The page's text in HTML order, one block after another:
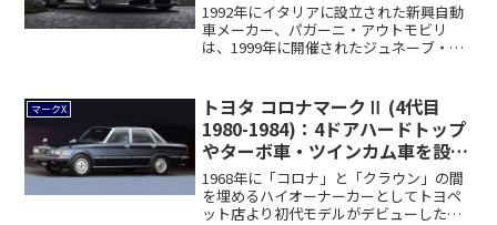
1992年にイタリアに設立された新興自動
車メーカー、パガーニ・アウトモビリ
は、1999年に開催されたジュネーブ・シ
マークX
トヨタ コロナマークⅡ (4代目
1980-1984)：4ドアハードトップ
やターボ車・ツインカム車を設定
[X60]
1968年に「コロナ」と「クラウン」の間
を埋めるハイオーナーカーとしてトヨペ
ット店より初代モデルがデビューした